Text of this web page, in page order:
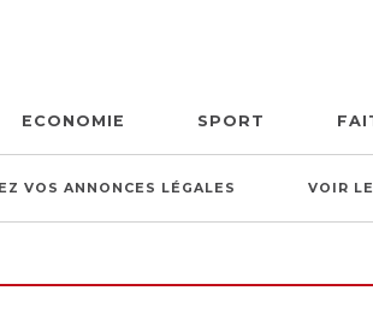
ECONOMIE SPORT
VOS ANNONCES LÉGALES VOIR